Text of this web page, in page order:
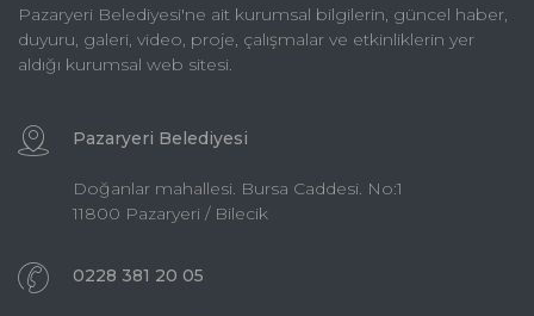
Pazaryeri Belediyesi'ne ait kurumsal bilgilerin, güncel haber,
duyuru, galeri, video, proje, çalışmalar ve etkinliklerin yer
aldığı kurumsal web sitesi.
Pazaryeri Belediyesi
Doğanlar mahallesi. Bursa Caddesi. No:1
11800 Pazaryeri / Bilecik
0228 381 20 05